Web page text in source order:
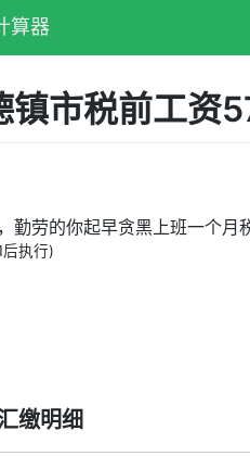
算器
镇市税前工资
勤劳的你起早贪黑上班一个月
后执行)
缴明细